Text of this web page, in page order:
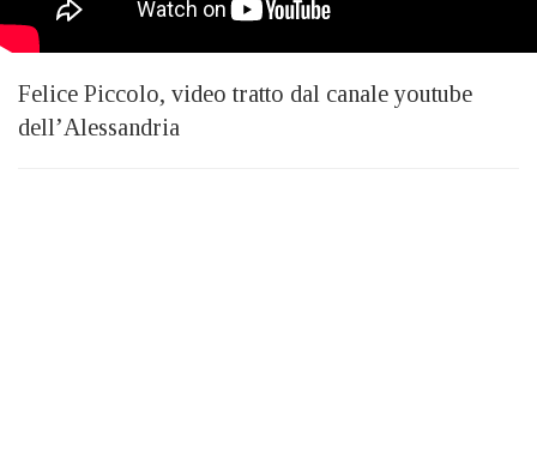
Felice Piccolo, video tratto dal canale youtube
dell’Alessandria